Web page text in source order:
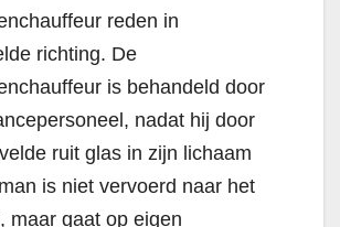
reden in
richting. De
is behandeld door
nadat hij door
ruit glas in zijn lichaam
is niet vervoerd naar het
maar gaat op eigen